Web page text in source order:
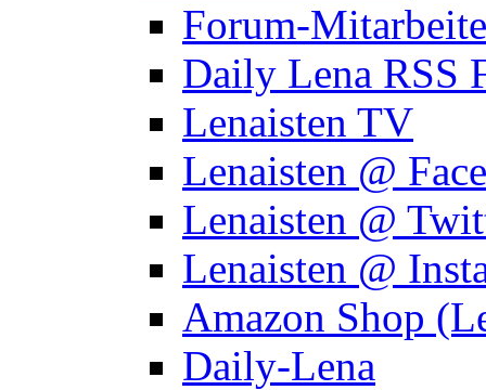
Forum-
Daily Lena RSS
Lenaisten TV
Lenaisten @
Lenaisten @
Lenaisten @
Amazon Shop
Daily-Lena